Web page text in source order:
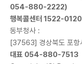
054-880-2222)
행복콜센터 1522-0120
동부청사 :
[37563] 경상북도 포항
대표 054-880-7513